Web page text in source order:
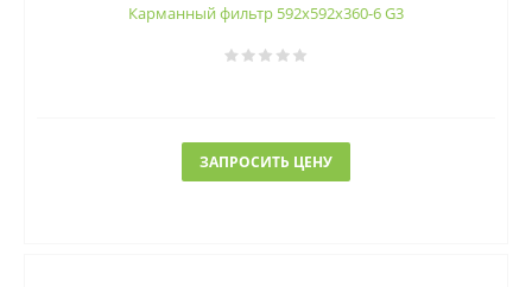
Карманный фильтр 592х592х360-6 G3
ЗАПРОСИТЬ ЦЕНУ